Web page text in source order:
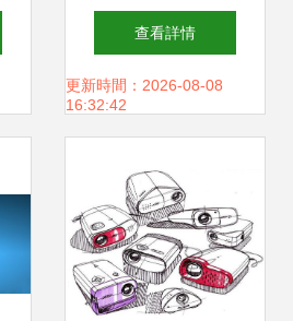
業設計制作，打造
卓越宣傳畫冊
查看詳情
更新時間：2026-08-08
16:32:42